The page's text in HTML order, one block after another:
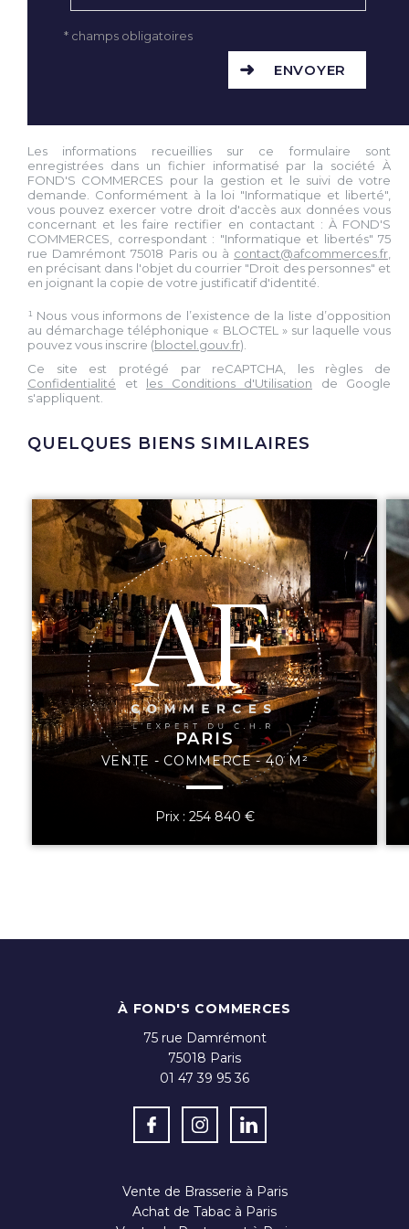
* champs obligatoires
ENVOYER
Les informations recueillies sur ce formulaire sont
enregistrées dans un fichier informatisé par la société À
FOND'S COMMERCES pour la gestion et le suivi de votre
demande. Conformément à la loi "Informatique et liberté",
vous pouvez exercer votre droit d'accès aux données vous
concernant et les faire rectifier en contactant : À FOND'S
COMMERCES, correspondant : "Informatique et libertés" 75
rue Damrémont 75018 Paris ou à contact@afcommerces.fr
en précisant dans l'objet du courrier "Droit des personnes" et
en joignant la copie de votre justificatif d'identité.
¹ Nous vous informons de l’existence de la liste d’opposition
au démarchage téléphonique « BLOCTEL » sur laquelle vous
pouvez vous inscrire (bloctel.gouv.fr).
Ce site est protégé par reCAPTCHA, les règles de
Confidentialité et les Conditions d'Utilisation de Google
s'appliquent.
QUELQUES BIENS SIMILAIRES
PARIS
VENTE - COMMERCE - 40 M²
Prix : 254 840 €
À FOND'S COMMERCES
75 rue Damrémont
75018 Paris
01 47 39 95 36
Vente de Brasserie à Paris
Achat de Tabac à Paris